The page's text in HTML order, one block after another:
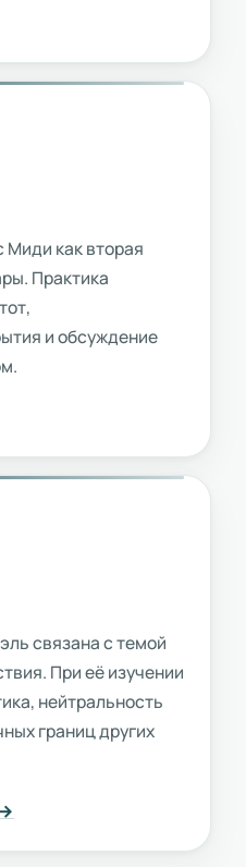
Миди как вторая
Практика
и обсуждение
связана с темой
При её изучении
нейтральность
границ других